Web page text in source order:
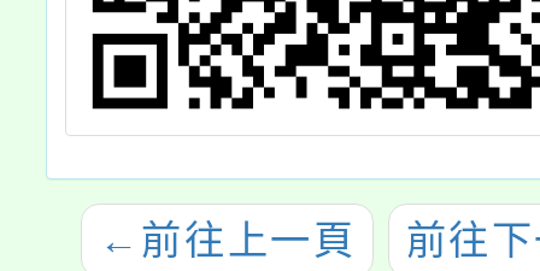
← 前往上一頁 前往